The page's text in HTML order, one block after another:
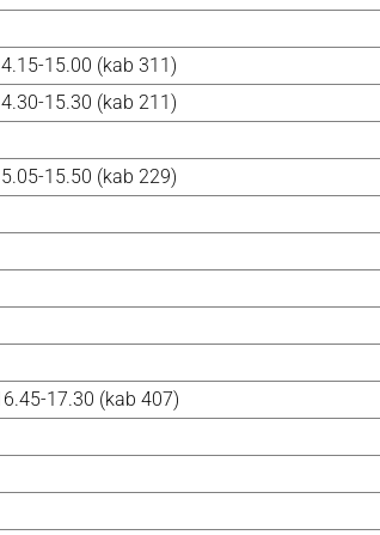
15.00 (kab 311)
15.30 (kab 211)
15.50 (kab 229)
17.30 (kab 407)